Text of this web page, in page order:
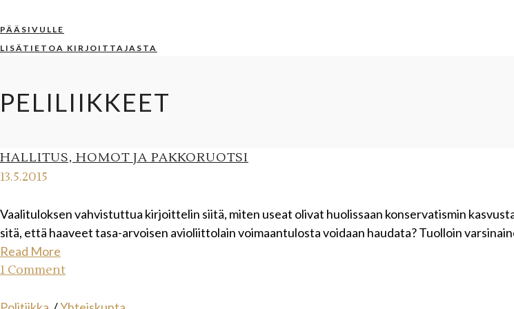
PÄÄSIVULLE
LISÄTIETOA KIRJOITTAJASTA
PELILIIKKEET
HALLITUS, HOMOT JA PAKKORUOTSI
13.5.2015
Vaalituloksen vahvistuttua kirjoittelin siitä, miten useat olivat huolissaan konservatismin
sitä, että haaveet tasa-arvoisen avioliittolain voimaantulosta voidaan haudata? Tuolloin
Read More
1 Comment